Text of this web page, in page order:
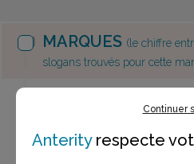
MARQUES (le chiffre
slogans trouvés pour cette
(185
Cdiscount
(177 slogans)
Continuer
Anterityrespecte